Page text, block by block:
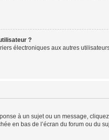
?
électroniques aux autres
à un sujet ou un message,
en bas de l’écran du forum ou du